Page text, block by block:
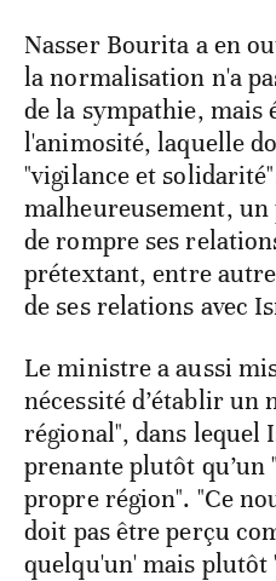
Nasser Bourita a en
la normalisation n'a
de la sympathie, mais
l'animosité, laquelle
"vigilance et
malheureusement, un
de rompre ses
prétextant, entre
de ses relations avec
Le ministre a aussi
nécessité d’établir un
régional", dans lequel
prenante plutôt qu’un
propre région". "Ce
doit pas être perçu
quelqu'un' mais